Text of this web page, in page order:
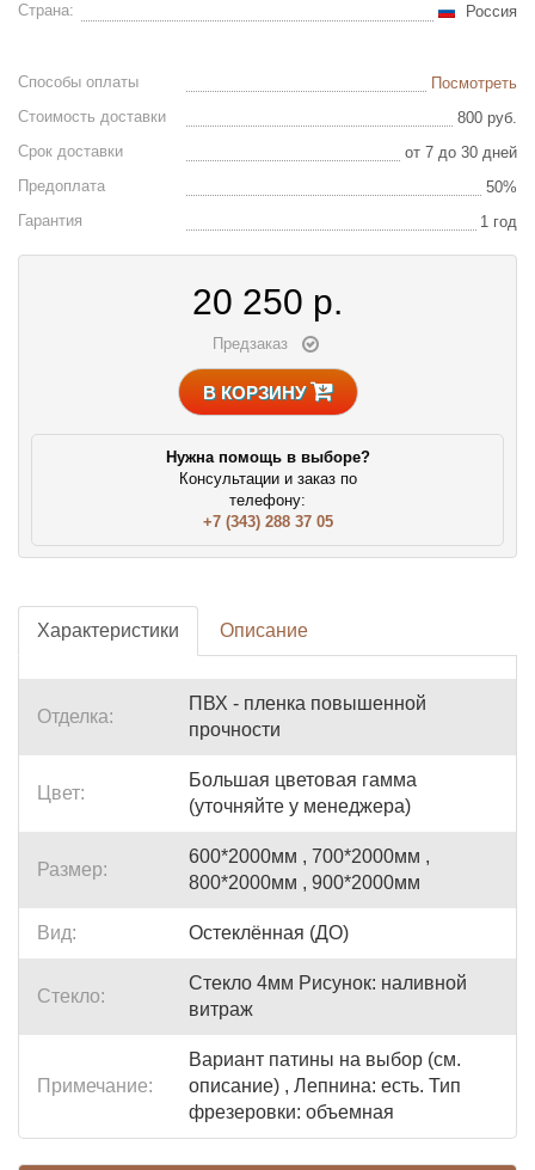
Страна:
Россия
Способы оплаты
Посмотреть
Стоимость доставки
800 руб.
Срок доставки
от 7 до 30 дней
Предоплата
50%
Гарантия
1 год
20 250 р.
Предзаказ
В КОРЗИНУ
Нужна помощь в выборе?
Консультации и заказ по
телефону:
+7 (343) 288 37 05
Характеристики Описание
Отделка:
ПВХ - пленка повышенной
прочности
Цвет:
Большая цветовая гамма
(уточняйте у менеджера)
Размер:
600*2000мм , 700*2000мм ,
800*2000мм , 900*2000мм
Вид: Остеклённая (ДО)
Стекло:
Стекло 4мм Рисунок: наливной
витраж
Примечание:
Вариант патины на выбор (см.
описание) , Лепнина: есть. Тип
фрезеровки: объемная